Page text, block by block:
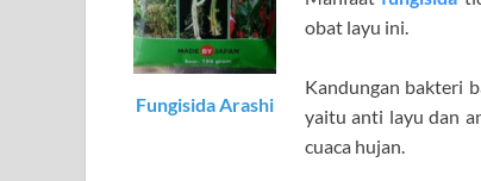
FungisidaArashi
obat layu ini.
Kandungan bakteri
yaitu anti layu dan
cuaca hujan.